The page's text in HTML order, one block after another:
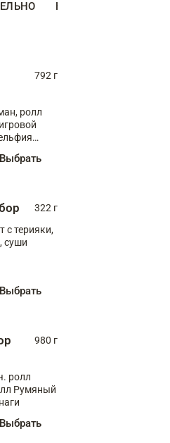
792 г
ролл
Выбрать
322 г
с терияки,
суши
Выбрать
980 г
ролл
Румяный
Выбрать